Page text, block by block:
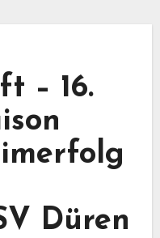
– 16.
Düren